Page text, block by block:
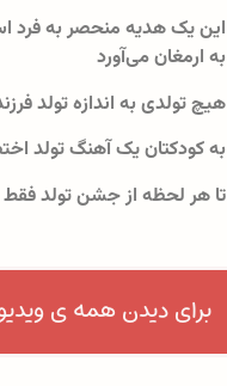
این یک هدیه منحصر به
به ارمغان می‌آورد
هیچ تولدی به اندازه تولد
به کودکتان یک آهنگ تولد
تا هر لحظه از جشن تولد فقط
برای دیدن همه ی